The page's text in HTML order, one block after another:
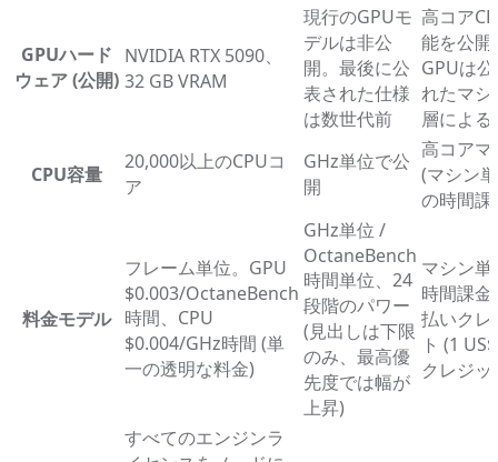
GPUハード
ウェア (公開)
NVIDIA RTX 5090、
32 GB VRAM
現行のGPUモ
デルは非公
開。最後に公
表された仕様
は数世代前
高コア
能を公開
GPUは
れたマシ
層による
CPU容量
20,000以上のCPUコ
ア
GHz単位で公
開
高コアマ
(マシン
の時間課
料金モデル
フレーム単位。GPU
$0.003/OctaneBench
時間、CPU
$0.004/GHz時間 (単
一の透明な料金)
GHz単位 /
OctaneBench
時間単位、24
段階のパワー
(見出しは下限
のみ、最高優
先度では幅が
上昇)
マシン単
時間課金
払いクレ
ト (1
クレジッ
すべてのエンジンラ